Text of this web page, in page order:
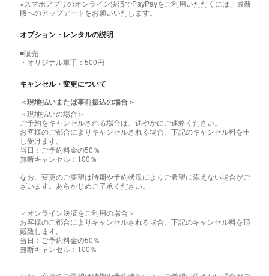
※スマホアプリのオンライン決済でPayPayをご利用いただくには、最新
版へのアップデートをお願いいたします。
オプション・レンタルの説明
■販売
・オリジナル軍手：500円
キャンセル・変更について
＜現地払いまたは事前振込の場合＞
＜現地払いの場合＞
ご予約をキャンセルされる場合は、速やかにご連絡ください。
お客様のご都合によりキャンセルされる場合、下記のキャンセル料を申
し受けます。
当日：ご予約料金の50％
無断キャンセル：100％
なお、変更のご要望は時期や予約状況によりご希望に添えない場合がご
ざいます。あらかじめご了承ください。
＜オンライン決済をご利用の場合＞
お客様のご都合によりキャンセルされる場合、下記のキャンセル料を頂
戴致します。
当日：ご予約料金の50％
無断キャンセル：100％